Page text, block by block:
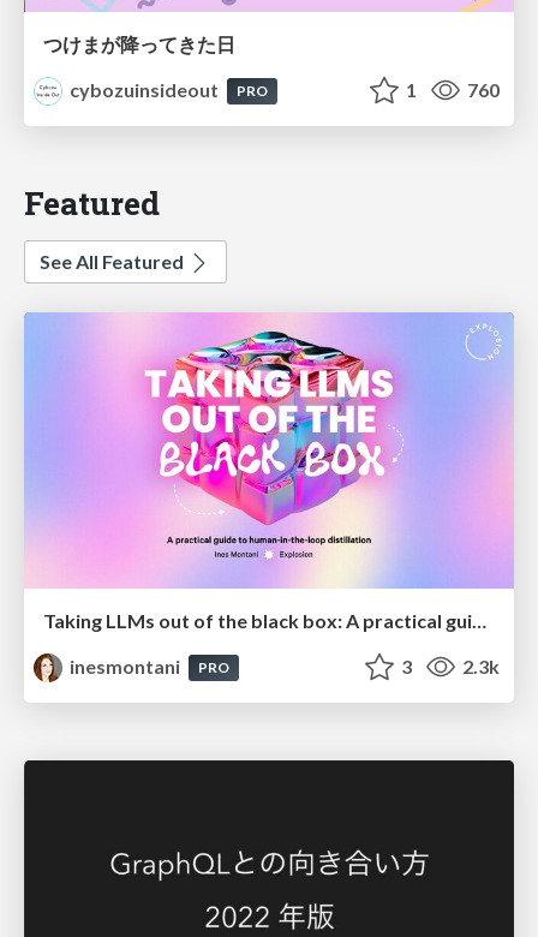
つけまが降ってきた日
cybozuinsideout
PRO 1 760
Featured
See All Featured
inesmontani
PRO 3 2.3k